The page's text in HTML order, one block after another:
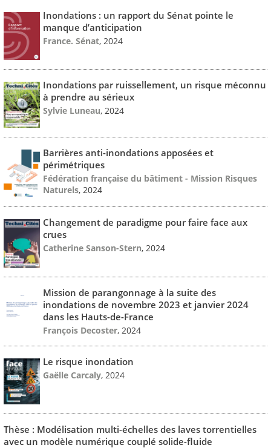
Inondations : un rapport du Sénat pointe le
manque d’anticipation
France. Sénat, 2024
Inondations par ruissellement, un risque méconnu
à prendre au sérieux
Sylvie Luneau, 2024
Barrières anti-inondations apposées et
périmétriques
Fédération française du bâtiment - Mission Risques
Naturels, 2024
Changement de paradigme pour faire face aux
crues
Catherine Sanson-Stern, 2024
Mission de parangonnage à la suite des
inondations de novembre 2023 et janvier 2024
dans les Hauts-de-France
François Decoster, 2024
Le risque inondation
Gaëlle Carcaly, 2024
Thèse : Modélisation multi-échelles des laves torrentielles
avec un modèle numérique couplé solide-fluide